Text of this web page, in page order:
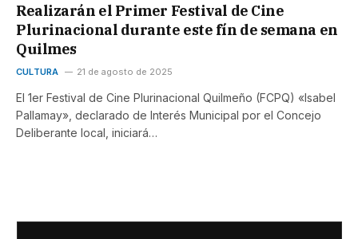
Realizarán el Primer Festival de Cine
Plurinacional durante este fín de semana en
Quilmes
CULTURA 21 de agosto de 2025
El 1er Festival de Cine Plurinacional Quilmeño (FCPQ) «Isabel
Pallamay», declarado de Interés Municipal por el Concejo
Deliberante local, iniciará…